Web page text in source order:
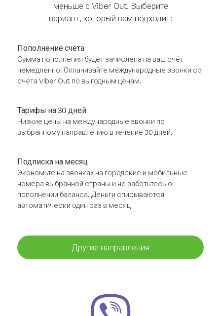
меньше с Viber Out. Выберите
вариант, который вам подходит:
Пополнение счёта
Сумма пополнения будет зачислена на ваш счёт
немедленно. Оплачивайте международные звонки со
счёта Viber Out по выгодным ценам.
Тарифы на 30 дней
Низкие цены на международные звонки по
выбранному направлению в течение 30 дней.
Подписка на месяц
Экономьте на звонках на городские и мобильные
номера выбранной страны и не заботьтесь о
пополнении баланса. Деньги списываются
автоматически один раз в месяц
Другие направления